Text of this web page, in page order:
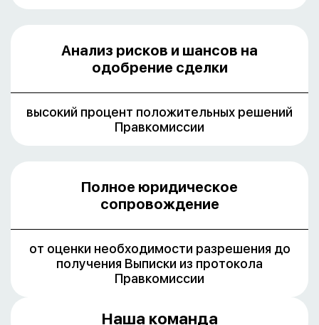
Анализ рисков и шансов на
одобрение сделки
высокий процент положительных решений
Правкомиссии
Полное юридическое
сопровождение
от оценки необходимости разрешения до
получения Выписки из протокола
Правкомиссии
Наша команда